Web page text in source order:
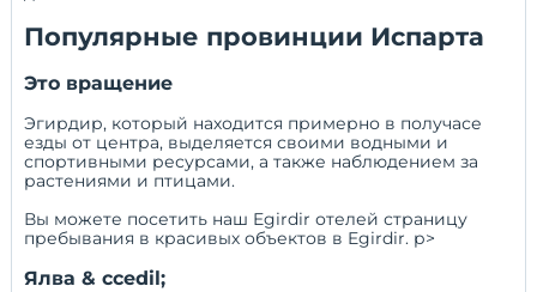
Популярные провинции Испарта
Это вращение
Эгирдир, который находится примерно в получасе
езды от центра, выделяется своими водными и
спортивными ресурсами, а также наблюдением за
растениями и птицами.
Вы можете посетить наш Egirdir отелейстраницу
пребывания в красивых объектов в Egirdir. р>
Ялва & ccedil;